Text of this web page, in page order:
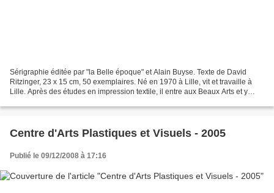
Sérigraphie éditée par "la Belle époque" et Alain Buyse. Texte de David
Ritzinger, 23 x 15 cm, 50 exemplaires. Né en 1970 à Lille, vit et travaille à
Lille. Après des études en impression textile, il entre aux Beaux Arts et y
Centre d'Arts Plastiques et Visuels - 2005
Publié le 09/12/2008 à 17:16